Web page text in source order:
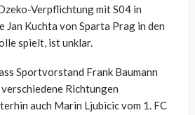
Verpflichtung mit S04 in
Jan Kuchta von Sparta Prag in den
spielt, ist unklar.
Sportvorstand Frank Baumann
Richtungen
auch Marin Ljubicic vom 1. FC